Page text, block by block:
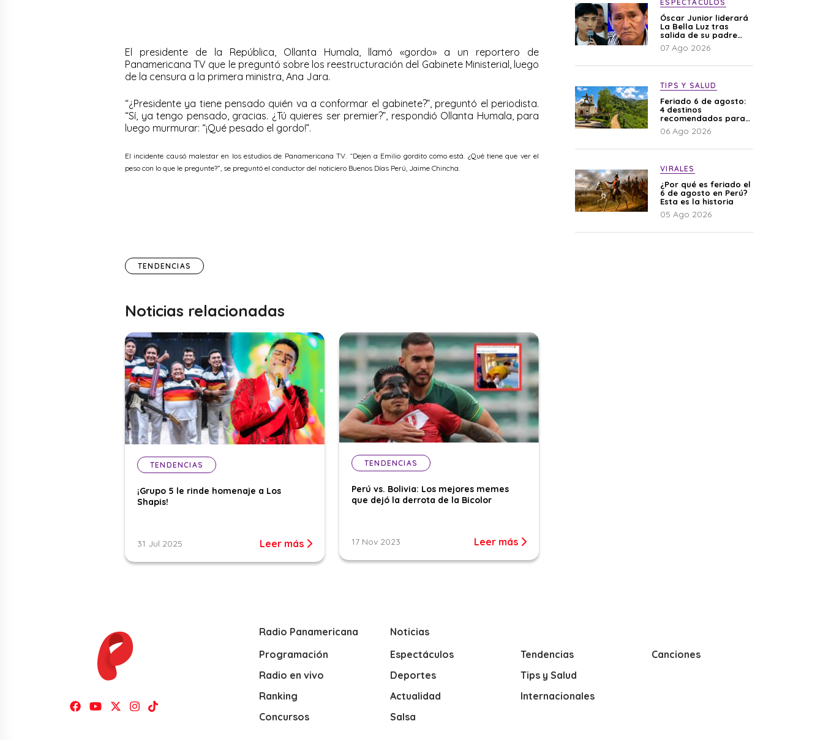
El presidente de la República, Ollanta Humala, llamó «gordo» a un reportero de
Panamericana TV que le preguntó sobre los reestructuración del Gabinete Ministerial, luego
de la censura a la primera ministra, Ana Jara.
“¿Presidente ya tiene pensado quién va a conformar el gabinete?”, preguntó el periodista.
“Sí, ya tengo pensado, gracias. ¿Tú quieres ser premier?”, respondió Ollanta Humala, para
luego murmurar: “¡Qué pesado el gordo!”.
El incidente causó malestar en los estudios de Panamericana TV. “Dejen a Emilio gordito como está. ¿Qué tiene que ver el
peso con lo que le pregunte?”, se preguntó el conductor del noticiero Buenos Días Perú, Jaime Chincha.
TENDENCIAS
Noticias relacionadas
TENDENCIAS
¡Grupo 5 le rinde homenaje a Los
Shapis!
31 Jul 2025 Leer más
TENDENCIAS
Perú vs. Bolivia: Los mejores memes
que dejó la derrota de la Bicolor
17 Nov 2023 Leer más
ESPECTÁCULOS
Óscar Junior liderará
La Bella Luz tras
salida de su padre
por polémica con
Naldy Saldaña
07 Ago 2026
TIPS Y SALUD
Feriado 6 de agosto:
4 destinos
recomendados para
disfrutar el descanso
06 Ago 2026
VIRALES
¿Por qué es feriado el
6 de agosto en Perú?
Esta es la historia
05 Ago 2026
Radio Panamericana
Programación
Radio en vivo
Ranking
Concursos
Noticias
Espectáculos
Deportes
Actualidad
Salsa
Tendencias
Tips y Salud
Internacionales
Canciones